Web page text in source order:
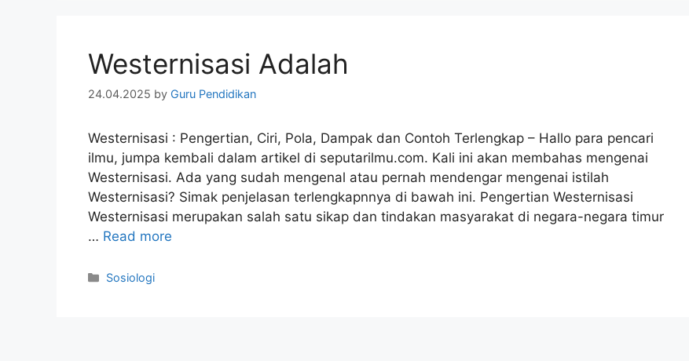
Westernisasi Adalah
24.04.2025 by Guru Pendidikan
Westernisasi : Pengertian, Ciri, Pola, Dampak dan Contoh Terlengkap – Hallo para pencari
ilmu, jumpa kembali dalam artikel di seputarilmu.com. Kali ini akan membahas mengenai
Westernisasi. Ada yang sudah mengenal atau pernah mendengar mengenai istilah
Westernisasi? Simak penjelasan terlengkapnnya di bawah ini. Pengertian Westernisasi
Westernisasi merupakan salah satu sikap dan tindakan masyarakat di negara-negara timur
… Read more
Categories
Sosiologi